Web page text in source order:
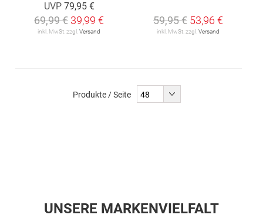
UVP 79,95 €
69,99 € 39,99 €
inkl. MwSt. zzgl.Versand
59,95 € 53,96 €
inkl. MwSt. zzgl.Versand
Produkte / Seite
UNSERE MARKENVIELFALT